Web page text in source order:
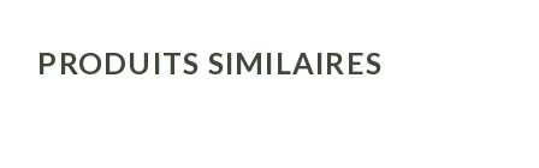
PRODUITS SIMILAIRES